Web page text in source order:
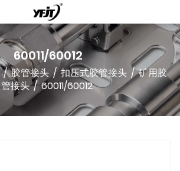
60011/60012
/胶管接头/扣压式胶管接头 /矿用胶
管接头/ 60011/60012